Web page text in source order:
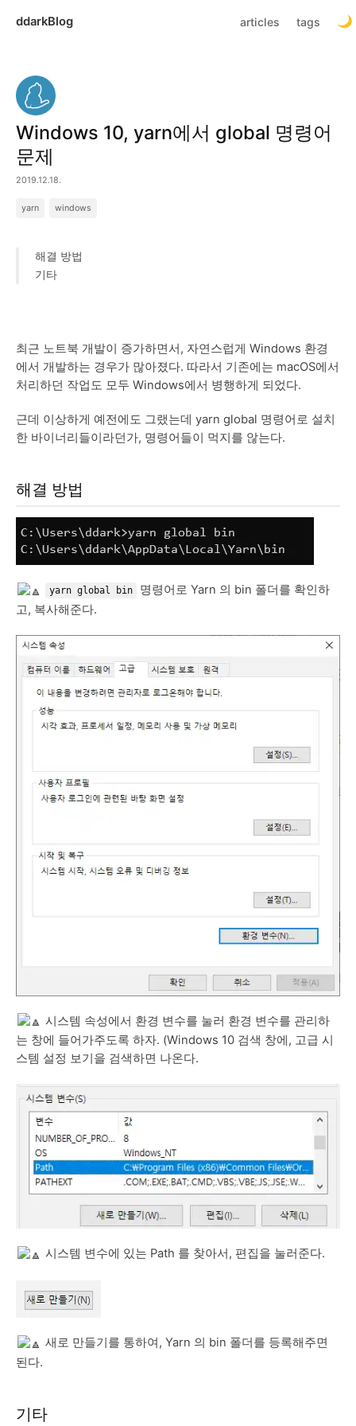
ddarkBlog articles tags
Windows 10, yarn에서 global 명령어
문제
2019.12.18.
yarn windows
해결 방법
기타
최근 노트북 개발이 증가하면서, 자연스럽게 Windows 환경
에서 개발하는 경우가 많아졌다. 따라서 기존에는 macOS에서
처리하던 작업도 모두 Windows에서 병행하게 되었다.
근데 이상하게 예전에도 그랬는데 yarn global 명령어로 설치
한 바이너리들이라던가, 명령어들이 먹지를 않는다.
해결 방법
yarn global bin
명령어로 Yarn 의 bin 폴더를 확인하
고, 복사해준다.
시스템 속성에서 환경 변수를 눌러 환경 변수를 관리하
는 창에 들어가주도록 하자. (Windows 10 검색 창에, 고급 시
스템 설정 보기을 검색하면 나온다.
시스템 변수에 있는 Path 를 찾아서, 편집을 눌러준다.
새로 만들기를 통하여, Yarn 의 bin 폴더를 등록해주면
된다.
기타